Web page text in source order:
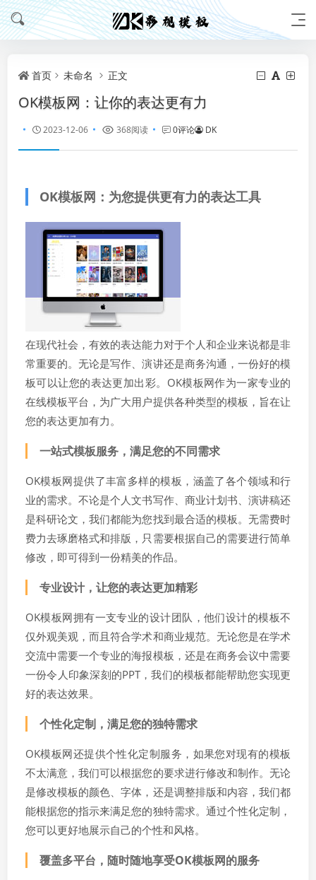
首页 未命名 正文
OK模板网：让你的表达更有力
2023-12-06 368阅读 0评论 DK
OK模板网：为您提供更有力的表达工具
在现代社会，有效的表达能力对于个人和企业来说都是非
常重要的。无论是写作、演讲还是商务沟通，一份好的模
板可以让您的表达更加出彩。OK模板网作为一家专业的
在线模板平台，为广大用户提供各种类型的模板，旨在让
您的表达更加有力。
一站式模板服务，满足您的不同需求
OK模板网提供了丰富多样的模板，涵盖了各个领域和行
业的需求。不论是个人文书写作、商业计划书、演讲稿还
是科研论文，我们都能为您找到最合适的模板。无需费时
费力去琢磨格式和排版，只需要根据自己的需要进行简单
修改，即可得到一份精美的作品。
专业设计，让您的表达更加精彩
OK模板网拥有一支专业的设计团队，他们设计的模板不
仅外观美观，而且符合学术和商业规范。无论您是在学术
交流中需要一个专业的海报模板，还是在商务会议中需要
一份令人印象深刻的PPT，我们的模板都能帮助您实现更
好的表达效果。
个性化定制，满足您的独特需求
OK模板网还提供个性化定制服务，如果您对现有的模板
不太满意，我们可以根据您的要求进行修改和制作。无论
是修改模板的颜色、字体，还是调整排版和内容，我们都
能根据您的指示来满足您的独特需求。通过个性化定制，
您可以更好地展示自己的个性和风格。
覆盖多平台，随时随地享受OK模板网的服务